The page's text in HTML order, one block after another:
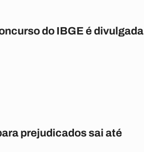
do IBGE é divulgada
prejudicados sai até